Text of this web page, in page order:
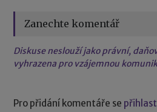
Zanechte komentář
Diskuse neslouží jako právní,
vyhrazena pro vzájemnou
Pro přidání komentáře se